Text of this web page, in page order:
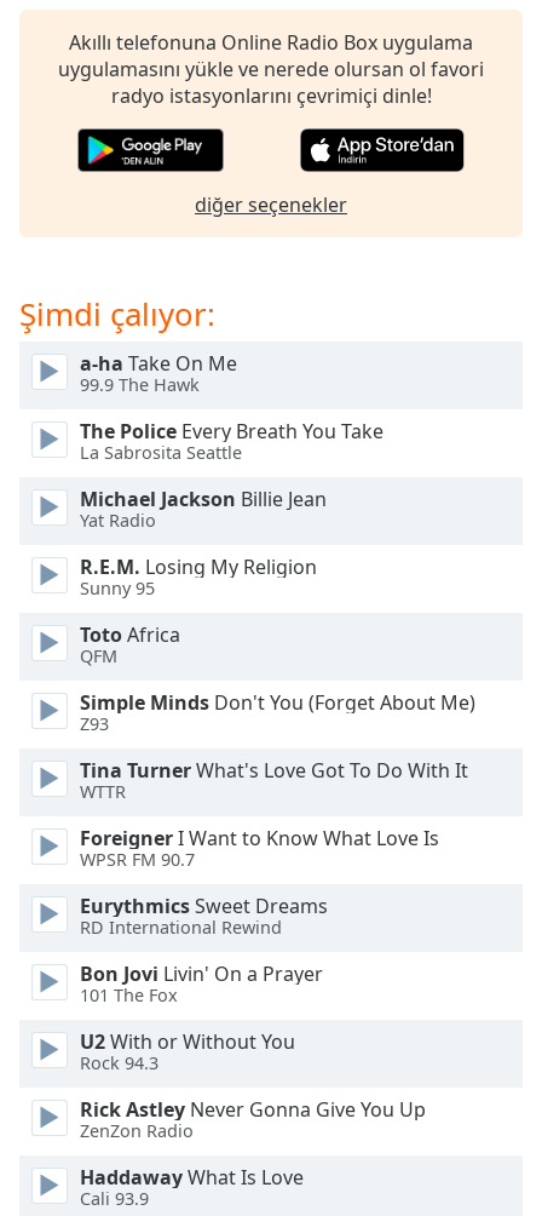
window.
Text
Color
Background
Color
Opacity
Caption
Area
Background
Style
Font
Family
Reset
Akıllı telefonuna Online Radio Box uygulama
uygulamasını yükle ve nerede olursan ol favori
radyo istasyonlarını çevrimiçi dinle!
diğer seçenekler
Şimdi çalıyor:
a-ha Take On Me
99.9 The Hawk
The Police Every Breath You Take
La Sabrosita Seattle
Michael Jackson Billie Jean
Yat Radio
R.E.M. Losing My Religion
Sunny 95
TotoAfrica
QFM
Simple Minds Don't You (Forget About Me)
Z93
Tina TurnerWhat's Love Got To Do With It
WTTR
ForeignerI Want to Know What Love Is
WPSR FM 90.7
EurythmicsSweet Dreams
RD International Rewind
Bon Jovi Livin' On a Prayer
101 The Fox
U2With or Without You
Rock 94.3
Rick Astley Never Gonna Give You Up
ZenZon Radio
HaddawayWhat Is Love
Cali 93.9